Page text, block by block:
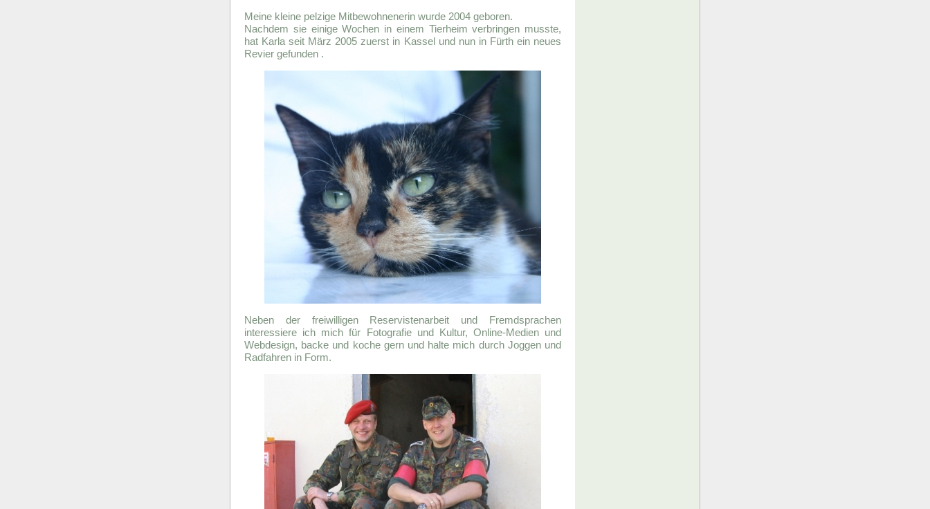
Meine kleine pelzige Mitbewohnenerin wurde 2004 geboren.
Nachdem sie einige Wochen in einem Tierheim verbringen musste,
hat Karla seit März 2005 zuerst in Kassel und nun in Fürth ein neues
Revier gefunden .
Neben der freiwilligen Reservistenarbeit und Fremdsprachen
interessiere ich mich für Fotografie und Kultur, Online-Medien und
Webdesign, backe und koche gern und halte mich durch Joggen und
Radfahren in Form.